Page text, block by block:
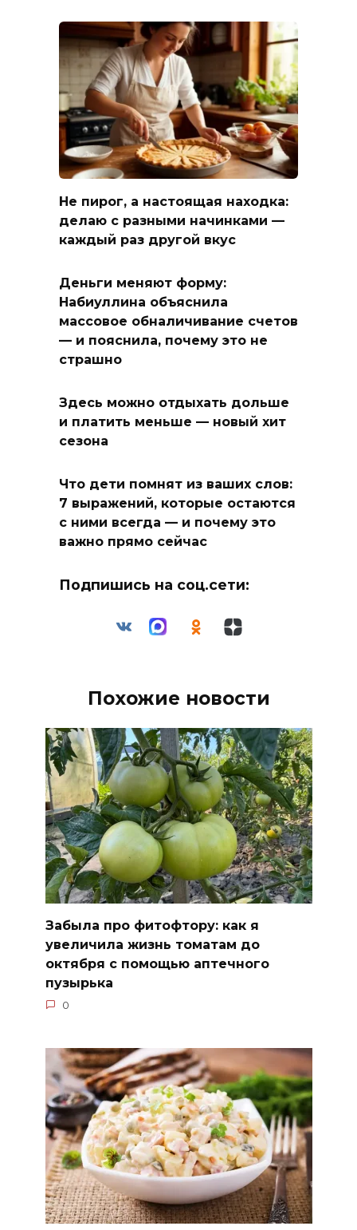
Не пирог, а настоящая находка:
делаю с разными начинками —
каждый раз другой вкус
Деньги меняют форму:
Набиуллина объяснила
массовое обналичивание счетов
— и пояснила, почему это не
страшно
Здесь можно отдыхать дольше
и платить меньше — новый хит
сезона
Что дети помнят из ваших слов:
7 выражений, которые остаются
с ними всегда — и почему это
важно прямо сейчас
Подпишись на соц.сети:
Похожие новости
Забыла про фитофтору: как я
увеличила жизнь томатам до
октября с помощью аптечного
пузырька
0